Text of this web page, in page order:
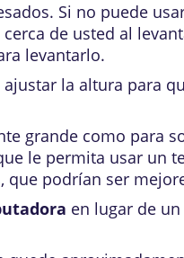
Si no puede
de usted al
levantarlo.
la altura para
grande como para
le permita usar un
podrían ser
en lugar de